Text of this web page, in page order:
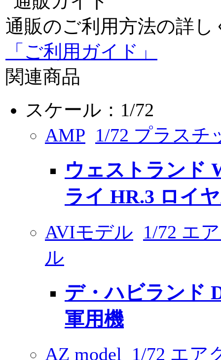
通販のご利用方法の詳し
「ご利用ガイド」
関連商品
スケール：1/72
AMP 1/72 プラスチ
ウェストランド
ライ HR.3 ロイ
AVIモデル 1/72 エ
ル
デ・ハビランド
軍用機
AZ model 1/72 エア